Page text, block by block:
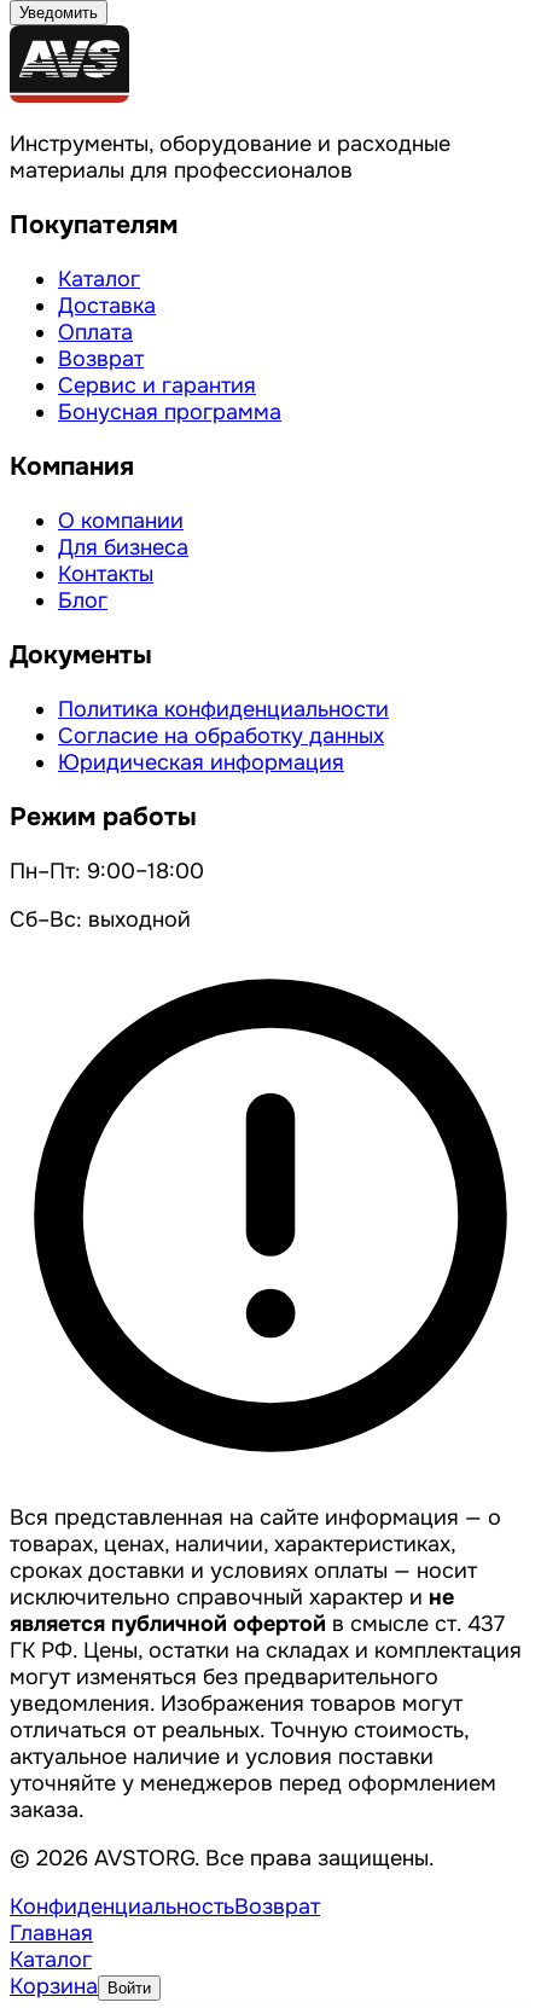
Уведомить
Инструменты, оборудование и расходные
материалы для профессионалов
Покупателям
Каталог
Доставка
Оплата
Возврат
Сервис и гарантия
Бонусная программа
Компания
О компании
Для бизнеса
Контакты
Блог
Документы
Политика конфиденциальности
Согласие на обработку данных
Юридическая информация
Режим работы
Пн–Пт: 9:00–18:00
Сб–Вс: выходной
Вся представленная на сайте информация — о
товарах, ценах, наличии, характеристиках,
сроках доставки и условиях оплаты — носит
исключительно справочный характер и не
является публичной офертой в смысле ст. 437
ГК РФ. Цены, остатки на складах и комплектация
могут изменяться без предварительного
уведомления. Изображения товаров могут
отличаться от реальных. Точную стоимость,
актуальное наличие и условия поставки
уточняйте у менеджеров перед оформлением
заказа.
© 2026 AVSTORG. Все права защищены.
КонфиденциальностьВозврат
Главная
Каталог
Корзина
Войти